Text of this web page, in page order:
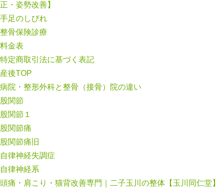
正・姿勢改善】
手足のしびれ
整骨保険診療
料金表
特定商取引法に基づく表記
産後TOP
病院・整形外科と整骨（接骨）院の違い
股関節
股関節１
股関節痛
股関節痛旧
自律神経失調症
自律神経系
頭痛・肩こり・猫背改善専門｜二子玉川の整体【玉川同仁堂】